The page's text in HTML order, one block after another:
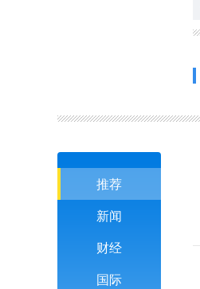
推荐
新闻
财经
国际